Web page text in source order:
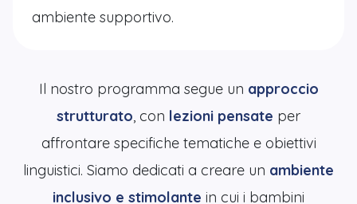
ambiente supportivo.
Il nostro programma segue un approccio
strutturato, con lezioni pensate per
affrontare specifiche tematiche e obiettivi
linguistici. Siamo dedicati a creare un ambiente
inclusivo e stimolante in cui i bambini